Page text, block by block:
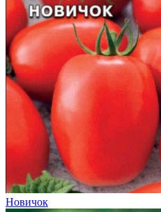
Новичок